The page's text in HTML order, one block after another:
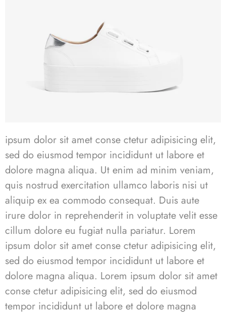
ipsum dolor sit amet conse ctetur adipisicing elit,
sed do eiusmod tempor incididunt ut labore et
dolore magna aliqua. Ut enim ad minim veniam,
quis nostrud exercitation ullamco laboris nisi ut
aliquip ex ea commodo consequat. Duis aute
irure dolor in reprehenderit in voluptate velit esse
cillum dolore eu fugiat nulla pariatur. Lorem
ipsum dolor sit amet conse ctetur adipisicing elit,
sed do eiusmod tempor incididunt ut labore et
dolore magna aliqua. Lorem ipsum dolor sit amet
conse ctetur adipisicing elit, sed do eiusmod
tempor incididunt ut labore et dolore magna